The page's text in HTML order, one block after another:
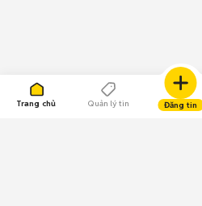
Trang chủ Quản lý tin Đăng tin